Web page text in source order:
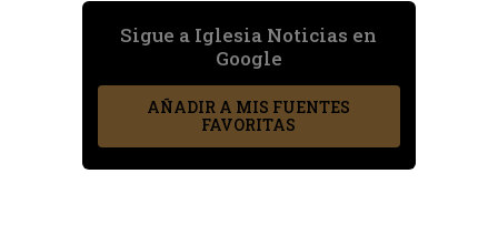
Sigue a Iglesia Noticias en
Google
AÑADIR A MIS FUENTES
FAVORITAS